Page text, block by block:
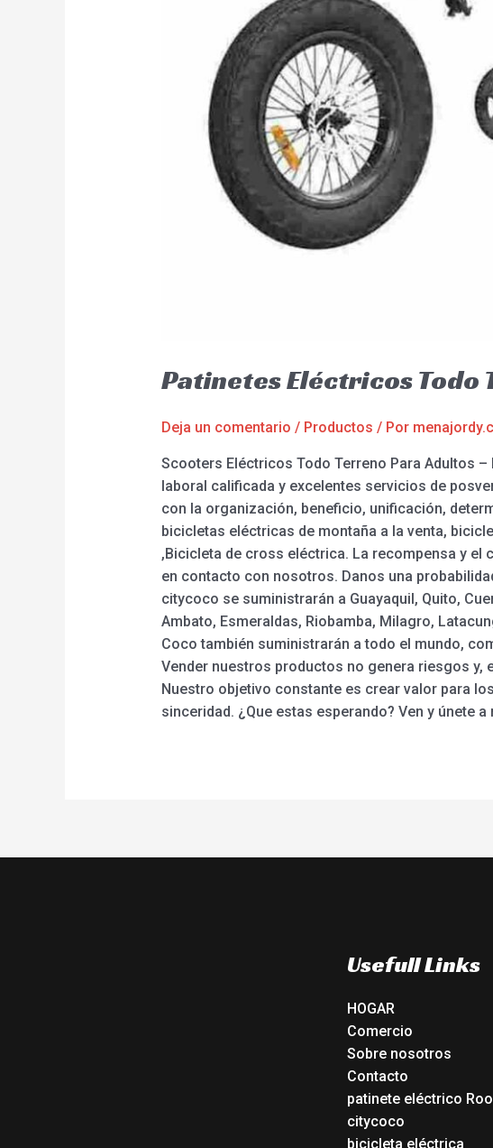
Patinetes Eléctricos Todo
Deja un comentario / Productos / Por
Scooters Eléctricos Todo Terreno Para Adultos
laboral calificada y excelentes servicios de
con la organización, beneficio, unificación,
bicicletas eléctricas de montaña a la venta,
,Bicicleta de cross eléctrica. La recompensa y
en contacto con nosotros. Danos una
citycoco se suministrarán a Guayaquil, Quito,
Ambato, Esmeraldas, Riobamba, Milagro,
Coco también suministrarán a todo el mundo,
Vender nuestros productos no genera riesgos y,
Nuestro objetivo constante es crear valor para
sinceridad. ¿Que estas esperando? Ven y únete
Usefull Links
HOGAR
Comercio
Sobre nosotros
Contacto
patinete eléctrico
citycoco
bicicleta eléctrica